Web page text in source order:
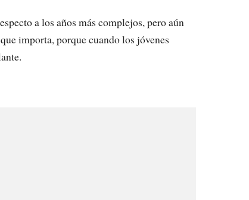
a los años más complejos, pero aún
importa, porque cuando los jóvenes